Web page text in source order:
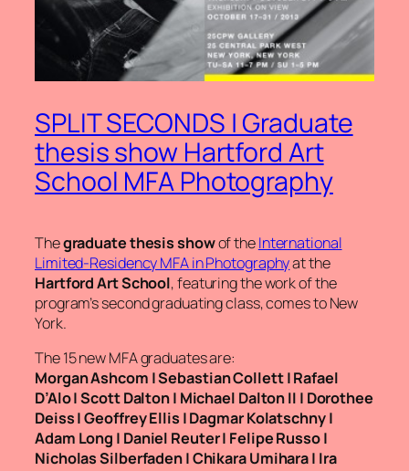
SPLIT SECONDS | Graduate
thesis show Hartford Art
School MFA Photography
Thegraduate thesis showof theInternational
Limited-Residency MFA in Photographyat the
Hartford Art School, featuring the work of the
program’s second graduating class, comes to New
York.
The 15 new MFA graduates are:
Morgan Ashcom | Sebastian Collett | Rafael
D’Alo | Scott Dalton | Michael Dalton II | Dorothee
Deiss | Geoffrey Ellis | Dagmar Kolatschny |
Adam Long | Daniel Reuter | Felipe Russo |
Nicholas Silberfaden | Chikara Umihara | Ira